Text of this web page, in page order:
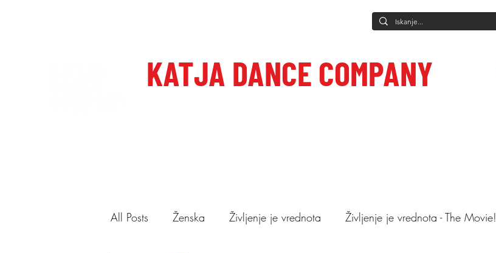
KATJA DANCE COMPANY
All Posts Ženska Življenje je vrednota Življenje je vrednota - The Movie!